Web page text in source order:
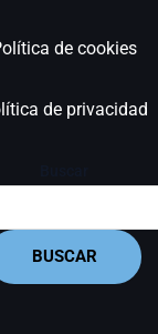
de cookies
de privacidad
BUSCAR